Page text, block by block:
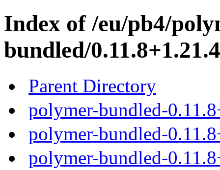
Index of /eu/pb4/
bundled/
Parent Directory
polymer-bundled-
polymer-bundled-
polymer-bundled-